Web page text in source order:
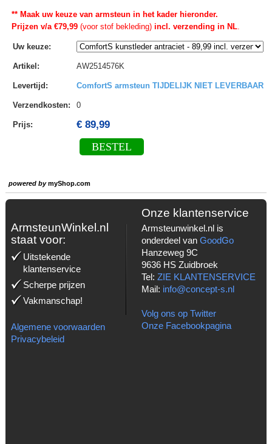
** Maak uw keuze van armsteun in het kader hieronder.
Prijzen v/a €79,99(voor stof bekleding)incl. verzending in NL.
Uw keuze:
Artikel : AW2514576K
Levertijd : ComfortS armsteun TIJDELIJK NIET LEVERBAAR
Verzendkosten: 0
Prijs: € 89,99
BESTEL
powered bymyShop.com
ArmsteunWinkel.nl
staat voor:
Uitstekende
klantenservice
Scherpe prijzen
Vakmanschap!
Algemene voorwaarden
Privacybeleid
Onze klantenservice
Armsteunwinkel.nl is
onderdeel van GoodGo
Hanzeweg 9C
9636 HS Zuidbroek
Tel: ZIE KLANTENSERVICE
Mail: info@concept-s.nl
Volg ons op Twitter
Onze Facebookpagina